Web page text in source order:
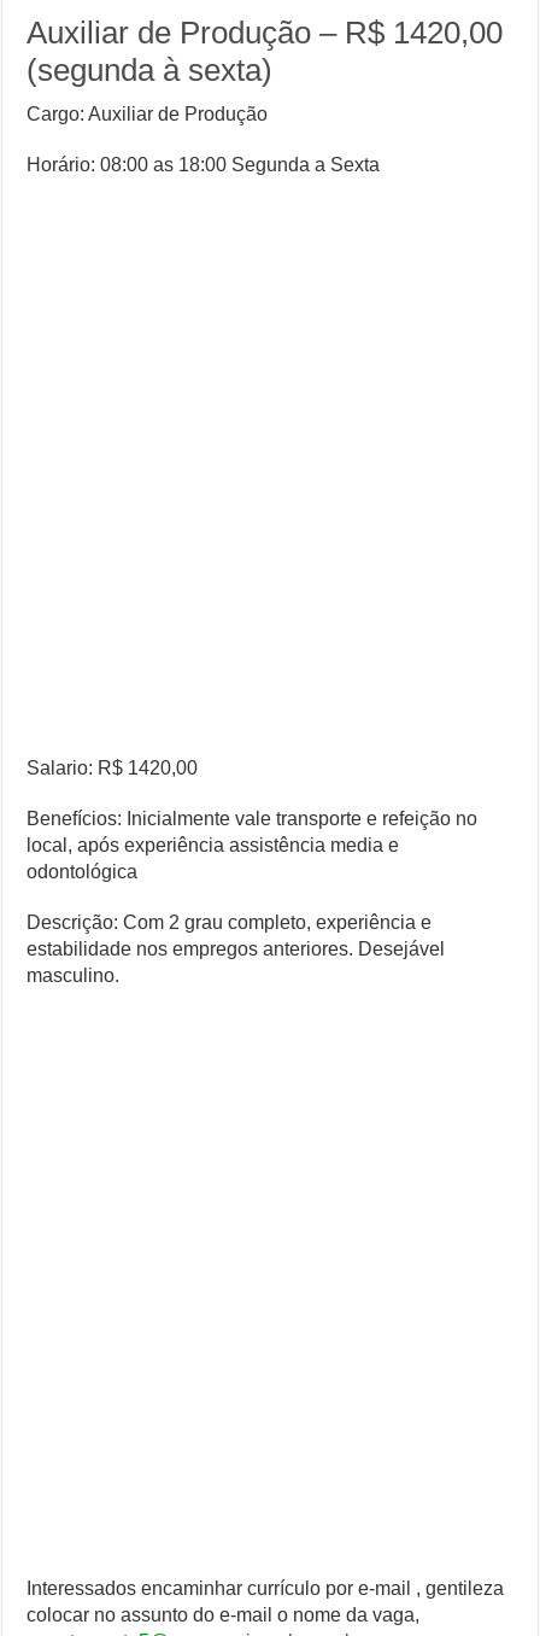
Auxiliar de Produção – R$ 1420,00
(segunda à sexta)
Cargo: Auxiliar de Produção
Horário: 08:00 as 18:00 Segunda a Sexta
Salario: R$ 1420,00
Benefícios: Inicialmente vale transporte e refeição no
local, após experiência assistência media e
odontológica
Descrição: Com 2 grau completo, experiência e
estabilidade nos empregos anteriores. Desejável
masculino.
Interessados encaminhar currículo por e-mail , gentileza
colocar no assunto do e-mail o nome da vaga,